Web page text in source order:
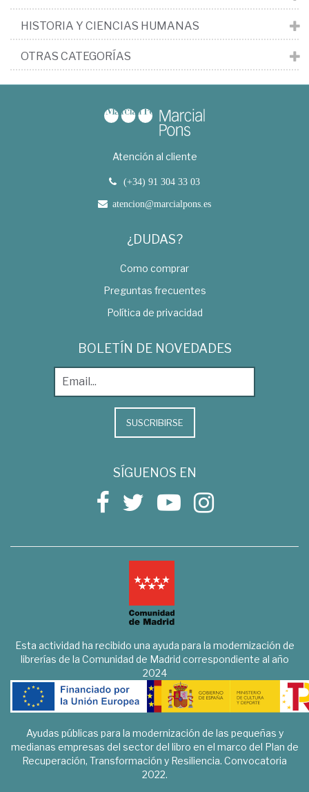
HISTORIA Y CIENCIAS HUMANAS
OTRAS CATEGORÍAS
Atención al cliente
(+34) 91 304 33 03
atencion@marcialpons.es
¿DUDAS?
Como comprar
Preguntas frecuentes
Política de privacidad
BOLETÍN DE NOVEDADES
SUSCRIBIRSE
SÍGUENOS EN
Esta actividad ha recibido una ayuda para la modernización de
librerías de la Comunidad de Madrid correspondiente al año
2024
Ayudas públicas para la modernización de las pequeñas y
medianas empresas del sector del libro en el marco del Plan de
Recuperación, Transformación y Resiliencia. Convocatoria
2022.